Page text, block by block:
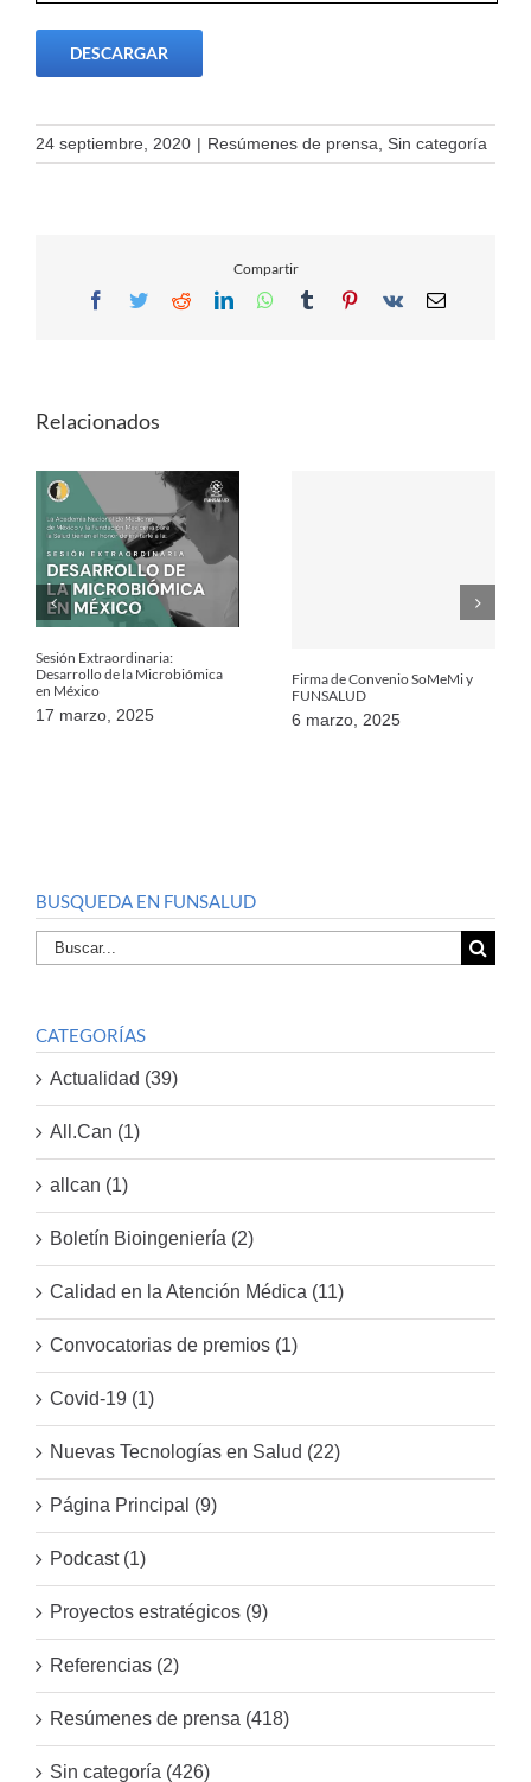
DESCARGAR
24 septiembre, 2020 | Resúmenes de prensa, Sin categoría
Compartir
Facebook
TwitterRedditLinkedInWhatsApp
TumblrPinterest
Vk Email
Relacionados
Sesión Extraordinaria:
Desarrollo de la Microbiómica
en México
17 marzo, 2025
Firma de Convenio SoMeMi y
FUNSALUD
6 marzo, 2025
BUSQUEDA EN FUNSALUD
Buscar
por:
CATEGORÍAS
Actualidad (39)
All.Can (1)
allcan (1)
Boletín Bioingeniería (2)
Calidad en la Atención Médica (11)
Convocatorias de premios (1)
Covid-19 (1)
Nuevas Tecnologías en Salud (22)
Página Principal (9)
Podcast (1)
Proyectos estratégicos (9)
Referencias (2)
Resúmenes de prensa (418)
Sin categoría (426)